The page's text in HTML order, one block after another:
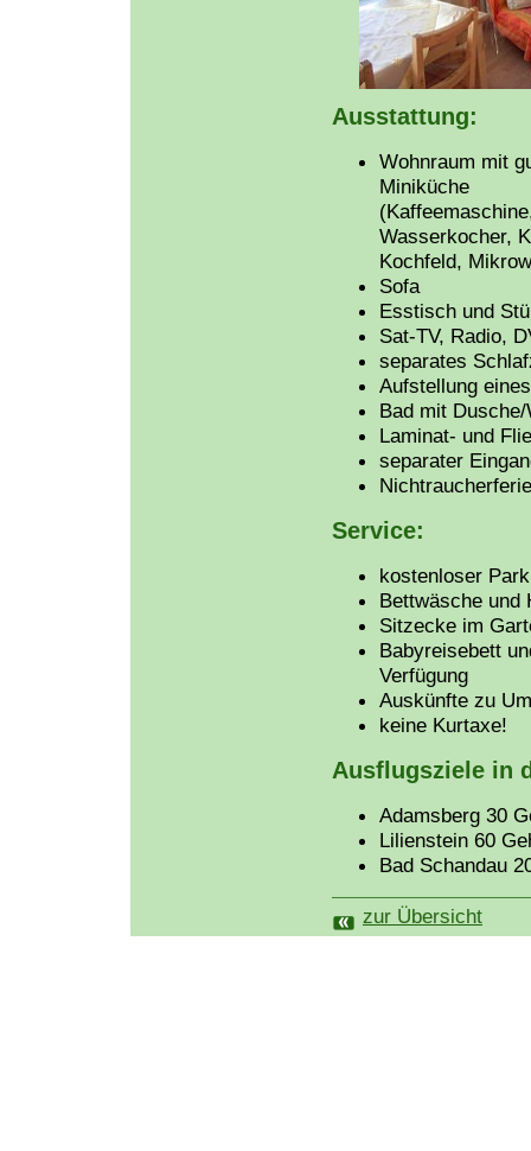
Ausstattung:
Wohnraum mit
Miniküche
Wasserkocher,
Kochfeld,
Sofa
Esstisch und
Sat-TV, Radio,
separates
Aufstellung
Bad mit
Laminat- und
separater
Service:
kostenloser
Bettwäsche und
Sitzecke im
Babyreisebett
Verfügung
Auskünfte zu
keine Kurtaxe!
Ausflugsziele in
Adamsberg 30
Lilienstein 60
Bad Schandau
zur Übersicht